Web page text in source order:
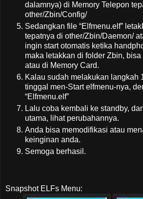
dalamnya) di Memory Telepon
other/Zbin/Config/
Sedangkan file “Elfmenu.elf”
tepatnya di other/Zbin/Daemon/
ingin start otomatis ketika
maka letakkan di folder Zbin,
atau di Memory Card.
Kalau sudah melakukan langkah
tinggal men-Start elfmenu-nya,
“Elfmenu.elf”
Lalu coba kembali ke standby,
utama, lihat perubahannya.
Anda bisa memodifikasi atau
keinginan anda.
Semoga berhasil.
Snapshot ELFs Menu: